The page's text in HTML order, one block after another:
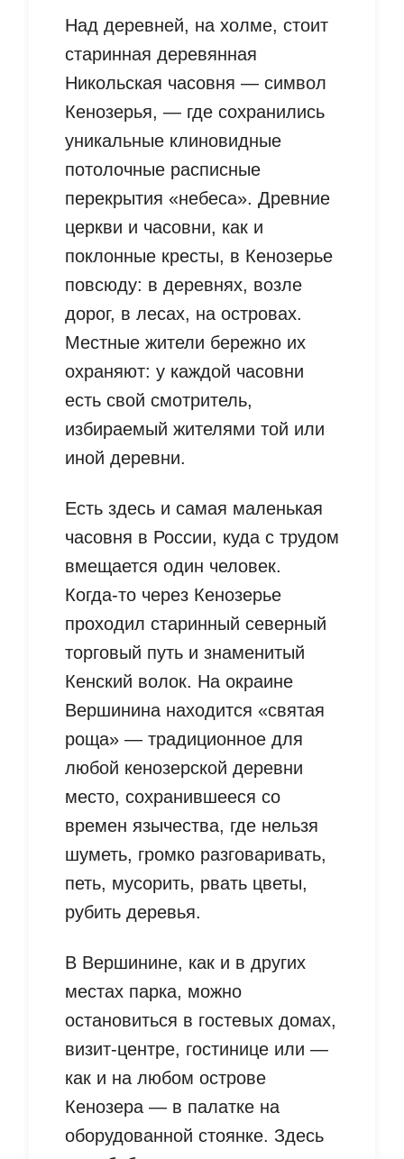
Над деревней, на холме, стоит
старинная деревянная
Никольская часовня — символ
Кенозерья, — где сохранились
уникальные клиновидные
потолочные расписные
перекрытия «небеса». Древние
церкви и часовни, как и
поклонные кресты, в Кенозерье
повсюду: в деревнях, возле
дорог, в лесах, на островах.
Местные жители бережно их
охраняют: у каждой часовни
есть свой смотритель,
избираемый жителями той или
иной деревни.
Есть здесь и самая маленькая
часовня в России, куда с трудом
вмещается один человек.
Когда-то через Кенозерье
проходил старинный северный
торговый путь и знаменитый
Кенский волок. На окраине
Вершинина находится «святая
роща» — традиционное для
любой кенозерской деревни
место, сохранившееся со
времен язычества, где нельзя
шуметь, громко разговаривать,
петь, мусорить, рвать цветы,
рубить деревья.
В Вершинине, как и в других
местах парка, можно
остановиться в гостевых домах,
визит-центре, гостинице или —
как и на любом острове
Кенозера — в палатке на
оборудованной стоянке. Здесь